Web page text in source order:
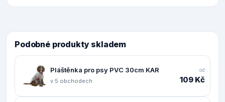
Podobné produkty skladem
Pláštěnka pro psy PVC 30cm KAR
v 5 obchodech
od
109 Kč